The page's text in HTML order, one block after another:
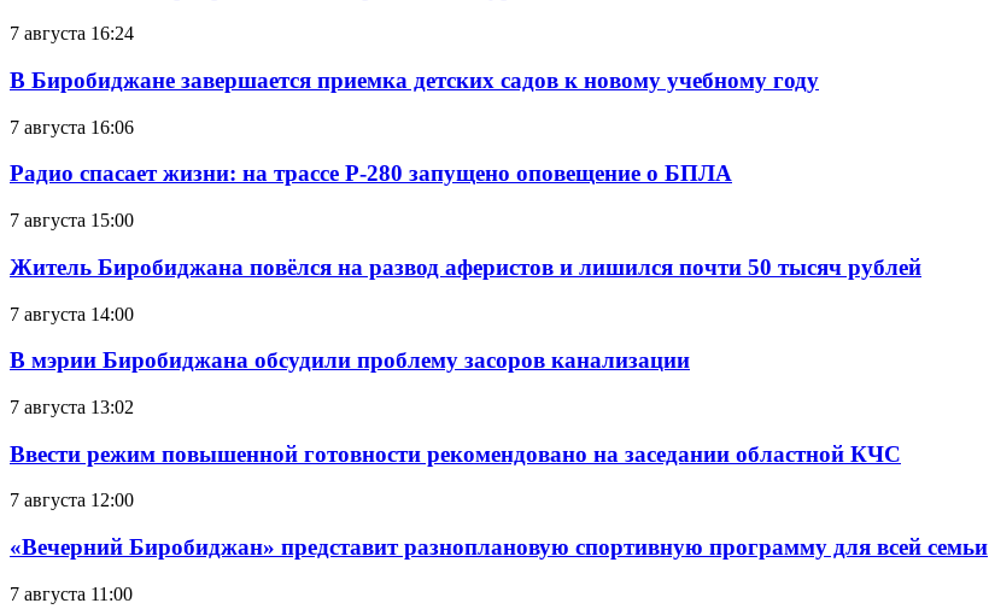
7 августа 16:24
В Биробиджане завершается приемка детских садов к новому учебному году
7 августа 16:06
Радио спасает жизни: на трассе Р-280 запущено оповещение о БПЛА
7 августа 15:00
Житель Биробиджана повёлся на развод аферистов и лишился почти 50 тысяч рублей
7 августа 14:00
В мэрии Биробиджана обсудили проблему засоров канализации
7 августа 13:02
Ввести режим повышенной готовности рекомендовано на заседании областной КЧС
7 августа 12:00
«Вечерний Биробиджан» представит разноплановую спортивную программу для всей семьи
7 августа 11:00